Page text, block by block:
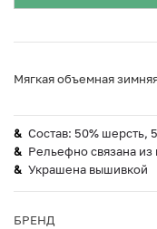
Мягкая объемная
Состав: 50% шерсть,
Рельефно связана
Украшена вышивкой
БРЕНД